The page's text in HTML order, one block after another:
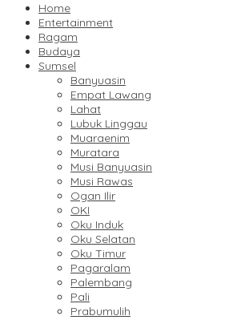
Home
Entertainment
Ragam
Budaya
Sumsel
Banyuasin
Empat Lawang
Lahat
Lubuk Linggau
Muaraenim
Muratara
Musi Banyuasin
Musi Rawas
Ogan Ilir
OKI
Oku Induk
Oku Selatan
Oku Timur
Pagaralam
Palembang
Pali
Prabumulih